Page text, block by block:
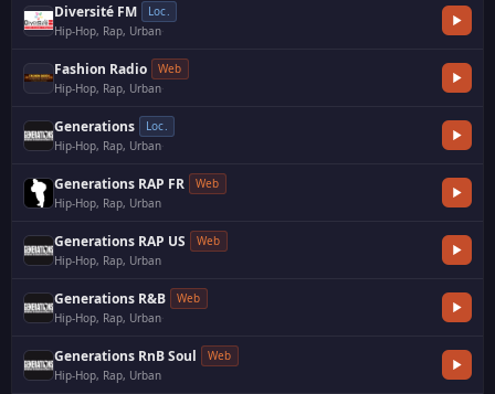
Diversité FM
Loc.
Hip-Hop, Rap, Urban·
Fashion Radio
Web
Hip-Hop, Rap, Urban·
Generations
Loc.
Hip-Hop, Rap, Urban·
Generations RAP FR
Web
Hip-Hop, Rap, Urban
Generations RAP US
Web
Hip-Hop, Rap, Urban
Generations R&B
Web
Hip-Hop, Rap, Urban·
Generations RnB Soul
Web
Hip-Hop, Rap, Urban